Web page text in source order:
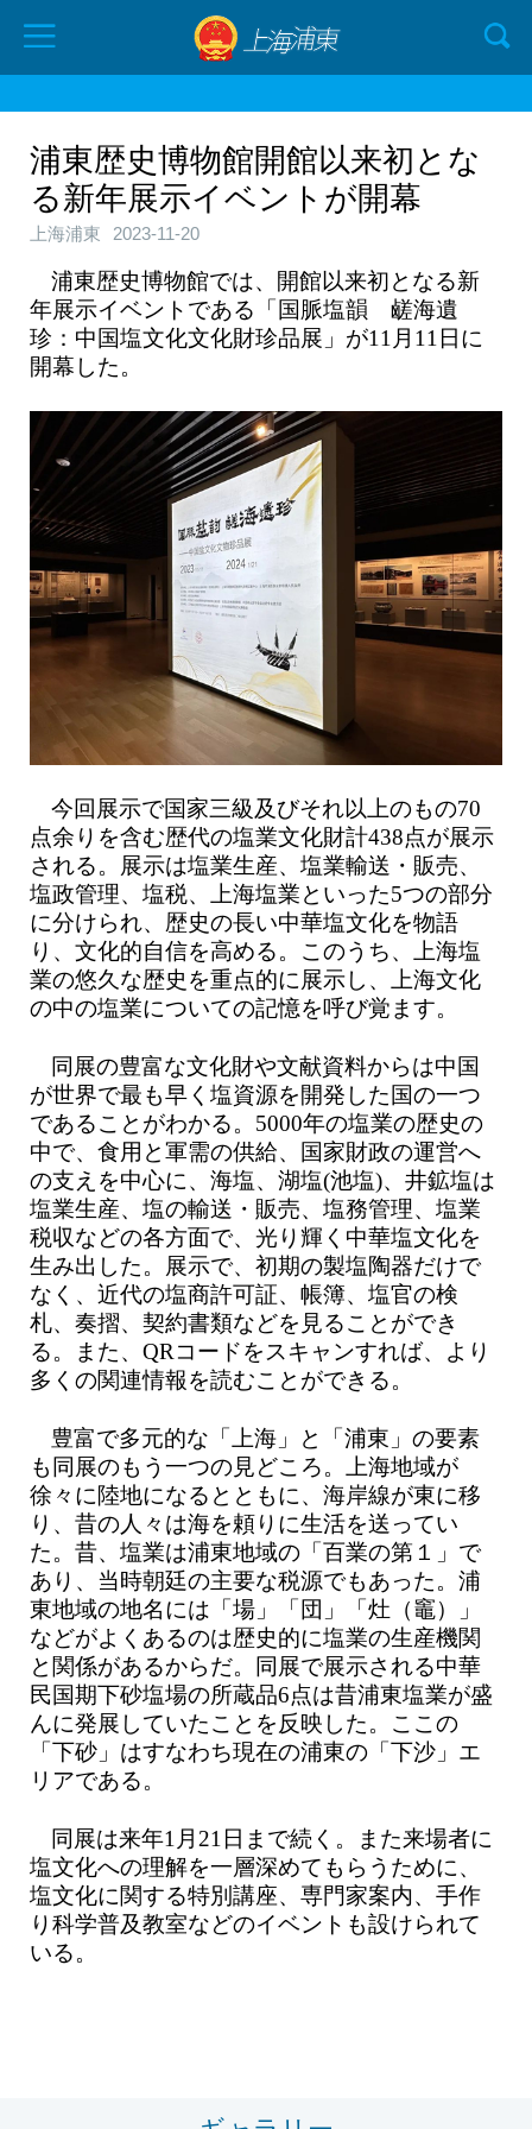
浦東歴史博物館開館以来初とな
る新年展示イベントが開幕
上海浦東 2023-11-20
浦東歴史博物館では、開館以来初となる新
年展示イベントである「国脈塩韻 鹾海遺
珍：中国塩文化文化財珍品展」が11月11日に
開幕した。
今回展示で国家三級及びそれ以上のもの70
点余りを含む歴代の塩業文化財計438点が展示
される。展示は塩業生産、塩業輸送・販売、
塩政管理、塩税、上海塩業といった5つの部分
に分けられ、歴史の長い中華塩文化を物語
り、文化的自信を高める。このうち、上海塩
業の悠久な歴史を重点的に展示し、上海文化
の中の塩業についての記憶を呼び覚ます。
同展の豊富な文化財や文献資料からは中国
が世界で最も早く塩資源を開発した国の一つ
であることがわかる。5000年の塩業の歴史の
中で、食用と軍需の供給、国家財政の運営へ
の支えを中心に、海塩、湖塩(池塩)、井鉱塩は
塩業生産、塩の輸送・販売、塩務管理、塩業
税収などの各方面で、光り輝く中華塩文化を
生み出した。展示で、初期の製塩陶器だけで
なく、近代の塩商許可証、帳簿、塩官の検
札、奏摺、契約書類などを見ることができ
る。また、QRコードをスキャンすれば、より
多くの関連情報を読むことができる。
豊富で多元的な「上海」と「浦東」の要素
も同展のもう一つの見どころ。上海地域が
徐々に陸地になるとともに、海岸線が東に移
り、昔の人々は海を頼りに生活を送ってい
た。昔、塩業は浦東地域の「百業の第１」で
あり、当時朝廷の主要な税源でもあった。浦
東地域の地名には「場」「団」「灶（竈）」
などがよくあるのは歴史的に塩業の生産機関
と関係があるからだ。同展で展示される中華
民国期下砂塩場の所蔵品6点は昔浦東塩業が盛
んに発展していたことを反映した。ここの
「下砂」はすなわち現在の浦東の「下沙」エ
リアである。
同展は来年1月21日まで続く。また来場者に
塩文化への理解を一層深めてもらうために、
塩文化に関する特別講座、専門家案内、手作
り科学普及教室などのイベントも設けられて
いる。